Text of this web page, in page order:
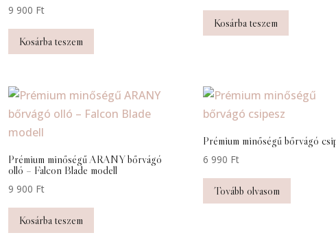
9 900 Ft
Kosárba teszem
Kosárba teszem
Prémium minőségű ARANY bőrvágó
olló – Falcon Blade modell
9 900 Ft
Kosárba teszem
Prémium minőségű bőrvágó
6 990 Ft
Tovább olvasom